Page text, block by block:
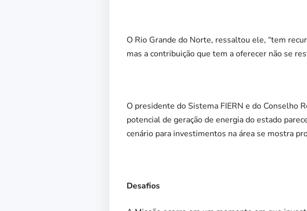
O Rio Grande do Norte, ressaltou ele, “tem
mas a contribuição que tem a oferecer não se
O presidente do Sistema FIERN e do Conselho
potencial de geração de energia do estado
cenário para investimentos na área se mostra
Desafios